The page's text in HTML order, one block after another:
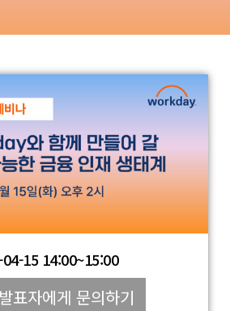
15 14:00~15:00
발표자에게 문의하기